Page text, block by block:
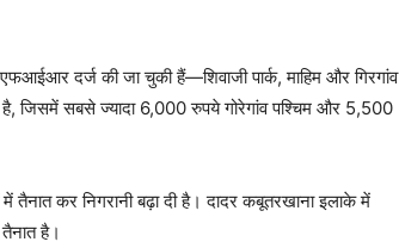
दर्ज की जा चुकी हैं—शिवाजी पार्क, माहिम और गिरगांव
जिसमें सबसे ज्यादा 6,000 रुपये गोरेगांव पश्चिम और 5,500
तैनात कर निगरानी बढ़ा दी है। दादर कबूतरखाना इलाके में
है।